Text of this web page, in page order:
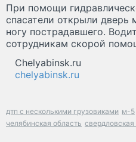
При помощи
спасатели открыли
ногу пострадавшего.
сотрудникам скорой
Chelyabinsk.ru
chelyabinsk.ru
дтп с несколькими грузовиками м-5
челябинская область свердловская